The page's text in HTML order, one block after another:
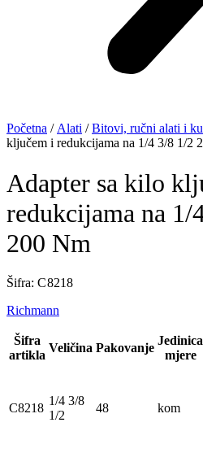
Početna / Alati /Bitovi, ručni alati i
ključem i redukcijama na 1/4 3/8 1/2
Adapter sa kilo
redukcijama na 1/
200 Nm
Šifra: C 8218
Richmann
Šifra
artikla
Veličina Pakovanje
Jedinica
mjere
C8218
1/4 3/8
1/2
48 kom